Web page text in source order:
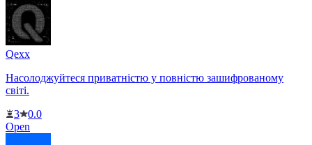
Qexx
Насолоджуйтеся приватністю у повністю зашифрованому
світі.
3
0.0
Open